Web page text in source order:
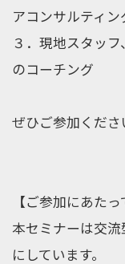
アコンサルティ
３．現地スタッ
のコーチング
ぜひご参加くださ
【ご参加にあたっ
本セミナーは交
にしています。